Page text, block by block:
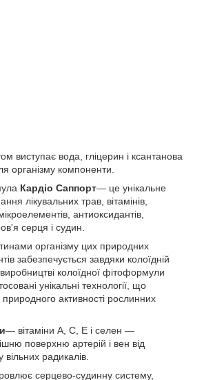
виступає вода, гліцерин і ксантанова
організму компоненти.
Кардіо Саппорт— це унікальне
лікувальних трав, вітамінів,
антиоксидантів,
серця і судин.
організму цих природних
забезпечується завдяки колоїдній
колоїдної фітоформули
унікальні технології, що
активності рослинних
— вітаміни А, С, Е і селен —
поверхню артерій і вен від
вільних радикалів.
серцево-судинну систему,